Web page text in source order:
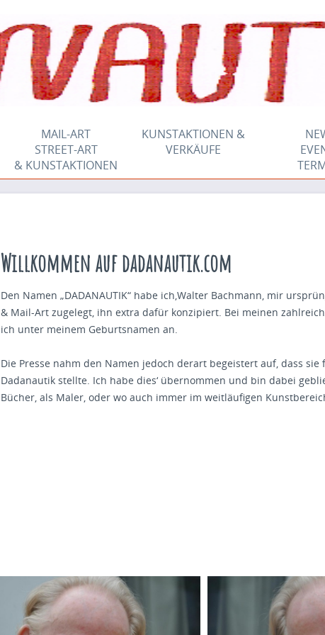
MAIL-ART
STREET-ART
& KUNSTAKTIONEN
KUNSTAKTIONEN &
VERKÄUFE
Willkommen auf dadanautik.com
Den Namen „DADANAUTIK“ habe ich,Walter Bachmann, mir
& Mail-Art zugelegt, ihn extra dafür konzipiert. Bei meinen
ich unter meinem Geburtsnamen an.
Die Presse nahm den Namen jedoch derart begeistert auf, dass
Dadanautik stellte. Ich habe dies‘ übernommen und bin dabei
Bücher, als Maler, oder wo auch immer im weitläufigen